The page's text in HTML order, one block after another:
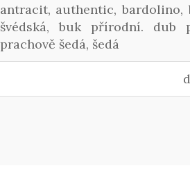
antracit, authentic,
švédská, buk přírodní. dub
prachově šedá, šedá